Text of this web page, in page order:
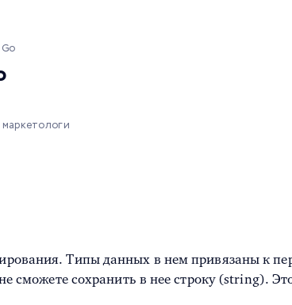
Типы данных в нем привязаны к
сможете сохранить в нее строку (string).